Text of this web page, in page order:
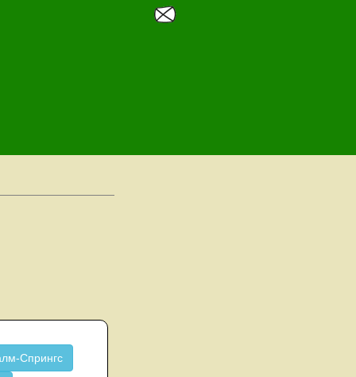
Спрингс